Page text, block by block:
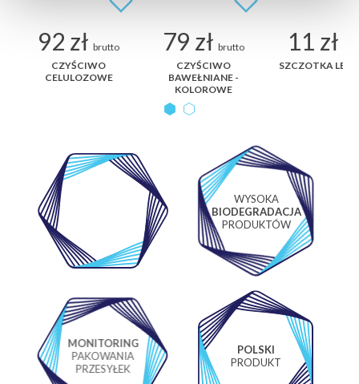
92 zł brutto
CZYŚCIWO
CELULOZOWE
79 zł brutto
CZYŚCIWO
BAWEŁNIANE -
KOLOROWE
11 zł
SZCZOTKA
WYSOKA
BIODEGRADACJA
PRODUKTÓW
MONITORING
PAKOWANIA
PRZESYŁEK
POLSKI
PRODUKT